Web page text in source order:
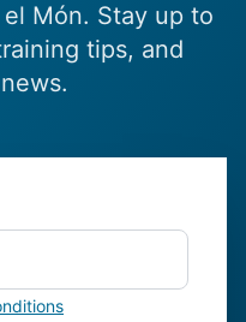
Món. Stay up to
tips, and